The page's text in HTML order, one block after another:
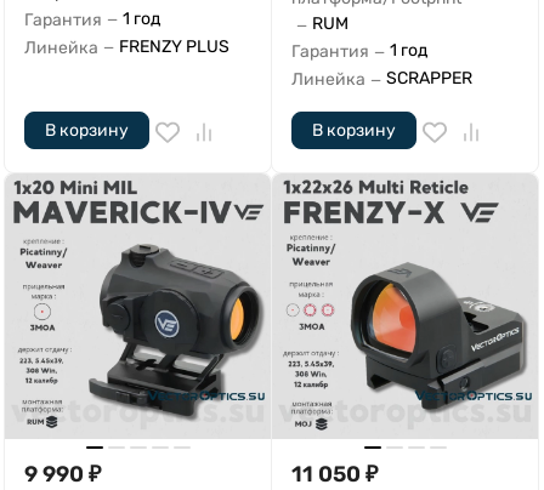
Гарантия — 1 год
Линейка — FRENZY PLUS
В корзину
— RUM
Гарантия — 1 год
Линейка — SCRAPPER
В корзину
9 990 ₽ 11 050 ₽